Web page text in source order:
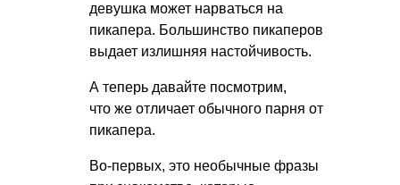
девушка может нарваться на
пикапера. Большинство пикаперов
выдает излишняя настойчивость.
А теперь давайте посмотрим,
что же отличает обычного парня от
пикапера.
Во-первых, это необычные фразы